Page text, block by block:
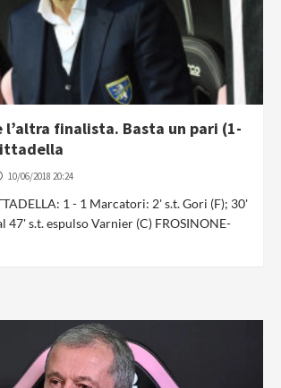
l’altra finalista. Basta un pari (1-
10/06/2018 20:24
1 - 1 Marcatori: 2' s.t. Gori (F); 30'
47' s.t. espulso Varnier (C) FROSINONE-